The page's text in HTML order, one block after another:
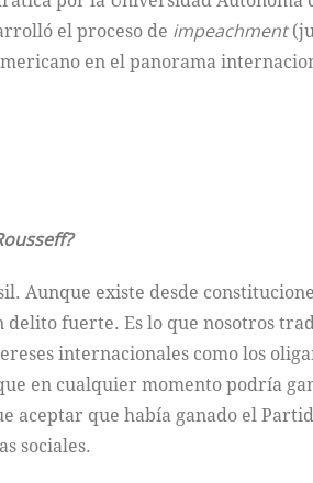
el proceso de impeachment
en el panorama
Aunque existe desde
fuerte. Es lo que nosotros
internacionales como los
en cualquier momento podría
que había ganado el
sociales.